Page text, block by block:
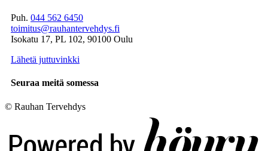
Puh. 044 562 6450
toimitus@rauhantervehdys.fi
Isokatu 17, PL 102, 90100 Oulu
Lähetä juttuvinkki
Seuraa meitä somessa
© Rauhan Tervehdys